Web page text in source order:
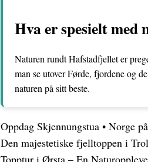
Hva er spesielt
Naturen rundt Hafstadfjellet er
man se utover Førde, fjordene og
naturen på sitt beste.
Oppdag Skjennungstua • Norge
Den majestetiske fjelltoppen i
Topptur i Ørsta – En